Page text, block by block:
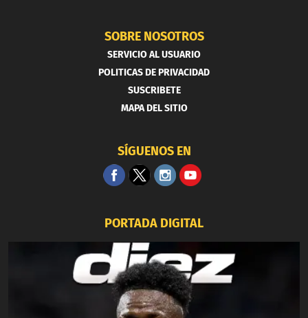
SOBRE NOSOTROS
SERVICIO AL USUARIO
POLITICAS DE PRIVACIDAD
SUSCRIBETE
MAPA DEL SITIO
SÍGUENOS EN
PORTADA DIGITAL